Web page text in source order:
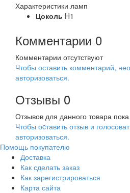
Характеристики ламп
Цоколь H1
Комментарии 0
Комментарии отсутствуют
Чтобы оставить комментарий,
авторизоваться.
Отзывы 0
Отзывов для данного товара
Чтобы оcтавить отзыв и
авторизоваться.
Помощь покупателю
Доставка
Как сделать заказ
Как зарегистрироваться
Карта сайта